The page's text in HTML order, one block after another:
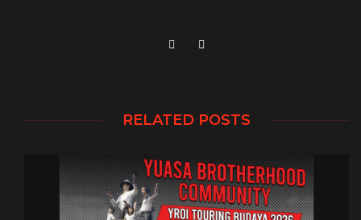
RELATED POSTS